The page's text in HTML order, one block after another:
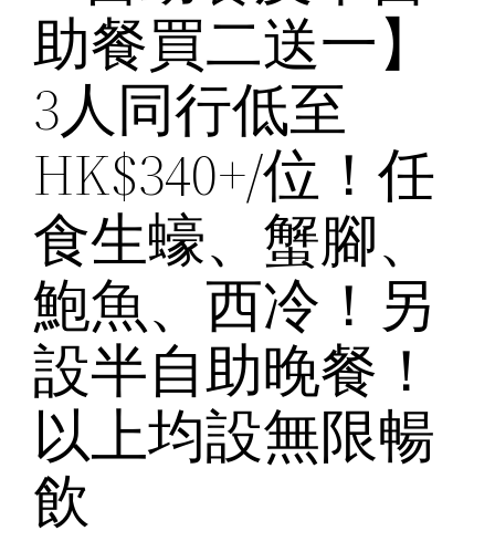
助餐買二送一】
3人同行低至
HK$340+/位！任
食生蠔、蟹腳、
鮑魚、西冷！另
設半自助晚餐！
以上均設無限暢
飲